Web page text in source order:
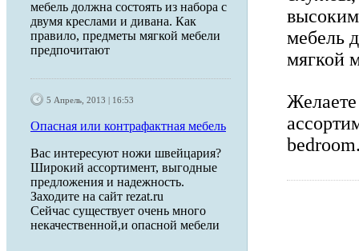
мебель
мягкой
мебель должна состоять из набора с
двумя креслами и дивана. Как
правило, предметы мягкой мебели
предпочитают
5 Апрель, 2013 | 16:53
Опасная или контрафактная мебель
Вас интересуют ножи швейцария?
Широкий ассортимент, выгодные
предложения и надежность.
Заходите на сайт rezat.ru
Сейчас существует очень много
некачественной,и опасной мебели